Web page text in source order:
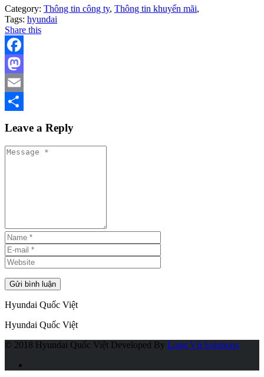
Category: Thông tin công ty, Thông tin khuyến mãi,
Tags: hyundai
Share this
Facebook
Mastodon
Email
Leave a Reply
Hyundai Quốc Việt
Hyundai Quốc Việt
© 2018 Hyundai Quốc Việt Developed By Long Vũ Solutions